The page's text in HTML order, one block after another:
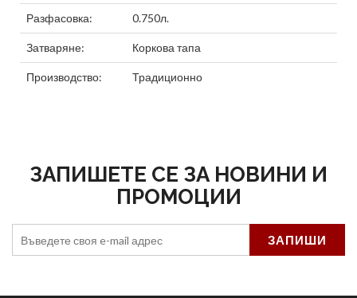
Разфасовка: 0.750л.
Затваряне: Коркова тапа
Производство: Традиционно
ЗАПИШЕТЕ СЕ ЗА НОВИНИ И
ПРОМОЦИИ